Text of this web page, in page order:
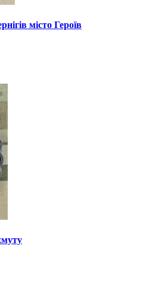
місто Героїв